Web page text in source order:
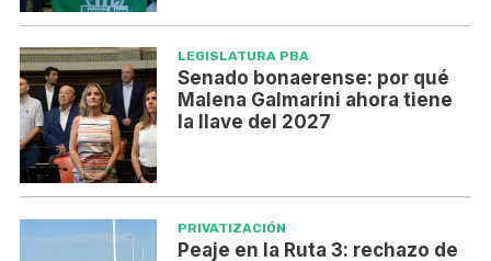
LEGISLATURA PBA
Senado bonaerense: por qué
Malena Galmarini ahora tiene
la llave del 2027
PRIVATIZACIÓN
Peaje en la Ruta 3: rechazo de